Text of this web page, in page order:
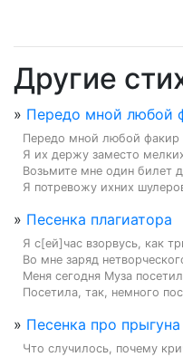
Другие
» Передо мной любой
Передо мной любой факир
Я их держу заместо
Возьмите мне один билет
Я потревожу ихних
» Песенка плагиатора
Я с[ей]час взорвусь, как
Во мне заряд
Меня сегодня Муза
Посетила, так, немного
» Песенка про
Что случилось, почему